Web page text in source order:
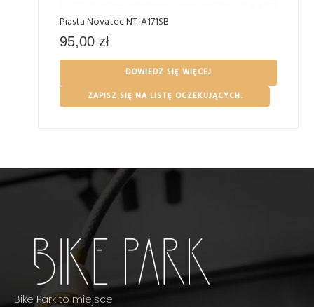
Piasta Novatec NT-A171SB
95,00 zł
DOWIEDZ SIĘ WIĘCEJ
ZAPISZ SIĘ NA LISTĘ OCZEKUJĄCYCH.
Bike Park to miejsce